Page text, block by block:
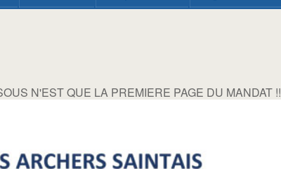
N'EST QUE LA PREMIERE PAGE DU MANDAT !!